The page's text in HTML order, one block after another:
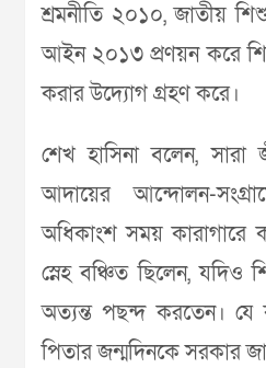
শ্রমনীতি ২০১০, জাতীয়
আইন ২০১৩ প্রণয়ন করে
করার উদ্যোগ গ্রহণ করে।
শেখ হাসিনা বলেন, সারা
আদায়ের আন্দোলন-
অধিকাংশ সময় কারাগারে
স্নেহ বঞ্চিত ছিলেন, যদিও
অত্যন্ত পছন্দ করতেন। যে
পিতার জন্মদিনকে সরকার